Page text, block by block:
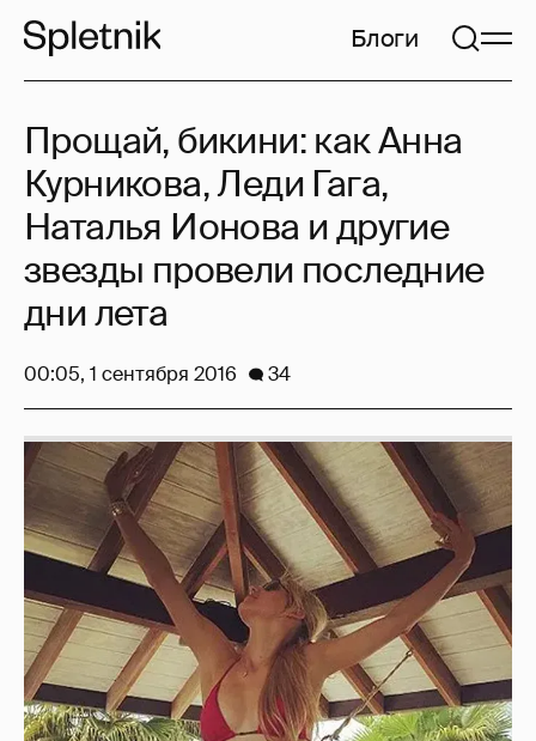
Блоги
Прощай, бикини: как Анна
Курникова, Леди Гага,
Наталья Ионова и другие
звезды провели последние
дни лета
00:05, 1 сентября 2016 34